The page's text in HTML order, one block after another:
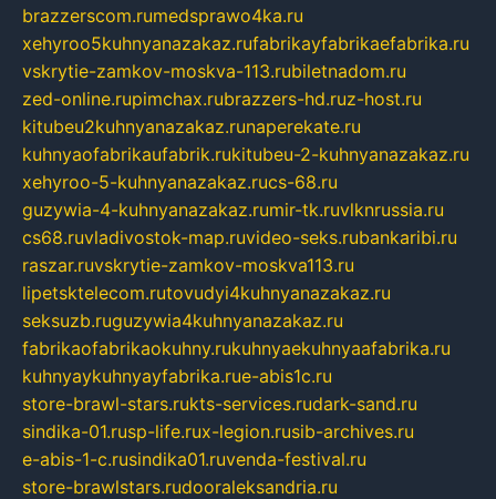
brazzerscom.rumedsprawo4ka.ru
xehyroo5kuhnyanazakaz.rufabrikayfabrikaefabrika.ru
vskrytie-zamkov-moskva-113.rubiletnadom.ru
zed-online.rupimchax.rubrazzers-hd.ruz-host.ru
kitubeu2kuhnyanazakaz.runaperekate.ru
kuhnyaofabrikaufabrik.rukitubeu-2-kuhnyanazakaz.ru
xehyroo-5-kuhnyanazakaz.rucs-68.ru
guzywia-4-kuhnyanazakaz.rumir-tk.ruvlknrussia.ru
cs68.ruvladivostok-map.ruvideo-seks.rubankaribi.ru
raszar.ruvskrytie-zamkov-moskva113.ru
lipetsktelecom.rutovudyi4kuhnyanazakaz.ru
seksuzb.ruguzywia4kuhnyanazakaz.ru
fabrikaofabrikaokuhny.rukuhnyaekuhnyaafabrika.ru
kuhnyaykuhnyayfabrika.rue-abis1c.ru
store-brawl-stars.rukts-services.rudark-sand.ru
sindika-01.rusp-life.rux-legion.rusib-archives.ru
e-abis-1-c.rusindika01.ruvenda-festival.ru
store-brawlstars.rudooraleksandria.ru